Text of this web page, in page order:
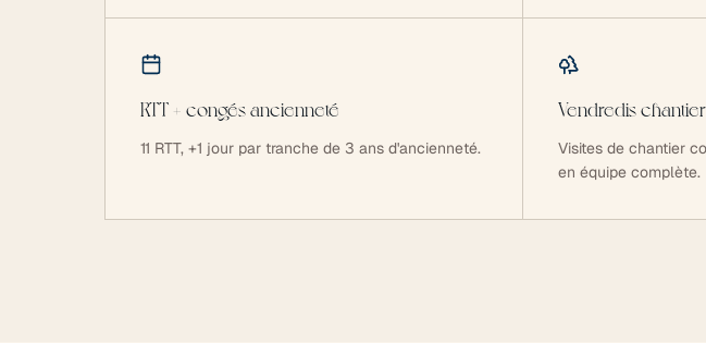
RTT + congés ancienneté
11 RTT, +1 jour par tranche de 3 ans d'ancienneté.
Vendredis chantier
Visites de chantier
en équipe complète.